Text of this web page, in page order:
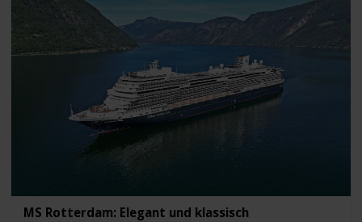
MS Rotterdam: Elegant und klassisch